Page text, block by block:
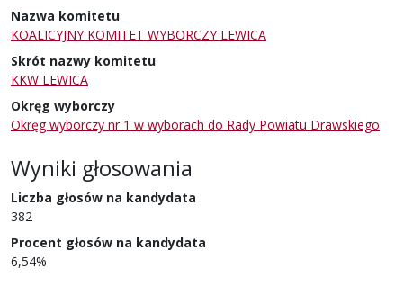
Nazwa komitetu
KOALICYJNY KOMITET WYBORCZY LEWICA
Skrót nazwy komitetu
KKW LEWICA
Okręg wyborczy
Okręg wyborczy nr 1 w wyborach do Rady Powiatu Drawskiego
Wyniki głosowania
Liczba głosów na kandydata
382
Procent głosów na kandydata
6,54%